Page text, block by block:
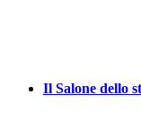
Il Salone dello